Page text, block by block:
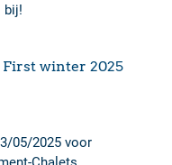
bij!
First winter 2025
05/2025 voor